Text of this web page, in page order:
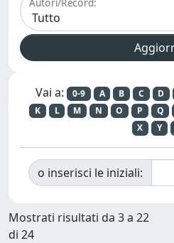
Autori/Record:
Vai a: 0-9 A B C D
K
L M N O P Q
X
Y
o inserisci le iniziali:
Mostrati risultati da 3 a 22
di 24